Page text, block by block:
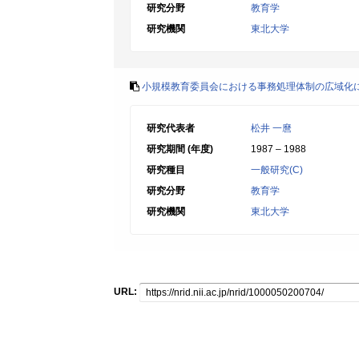
研究分野
教育学
研究機関
東北大学
小規模教育委員会における事務処理体制の広域化
研究代表者
松井 一麿
研究期間 (年度)
1987 – 1988
研究種目
一般研究(C)
研究分野
教育学
研究機関
東北大学
URL: